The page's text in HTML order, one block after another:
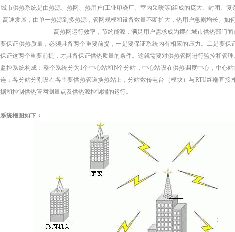
城市供热系统是由热源、热网、热用户(工业印染厂、室内采暖等)组成的庞大、封闭、
高速发展，由单一热源到多热源，管网规模和设备数量不断扩大，热用户急剧增长。如
高热网运行效率，节约能源，满足用户需求成为摆在城市供热部门面
要保证供热质量，必须具备两个重要前提，一是要保证系统内有相应的压力。二是要保
保证这两个重要前提，才具备保证供热质量的条件。这就需要对供热管网进行监控和管理
监控系统构成：整个系统分为1个中心站和N个分站，中心站设在供热调度中心，中心
连；各分站分别设在各主要供热管道换热站上，分站数传电台（模块）与RTU终端直接
据和控制供热管网测量点及供热源控制端的运行。
系统框图如下：